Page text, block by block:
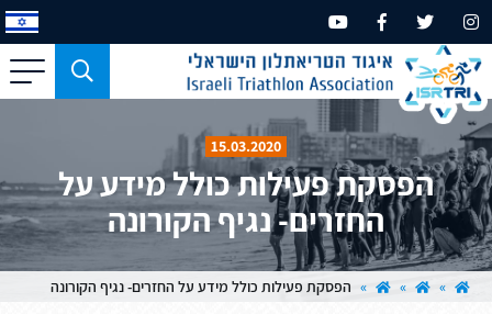
כפתור
משמש
בעלי
מסך
קטן
בלבד
הפסקת פעילות כולל מידע על
החזרים- נגיף הקורונה
15.03.2020
»
»
» הפסקת פעילות כולל מידע על החזרים- נגיף הקורונה